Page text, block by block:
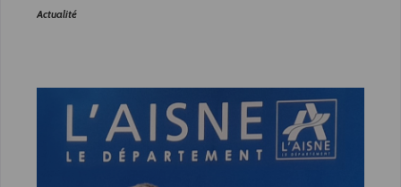
Actualité